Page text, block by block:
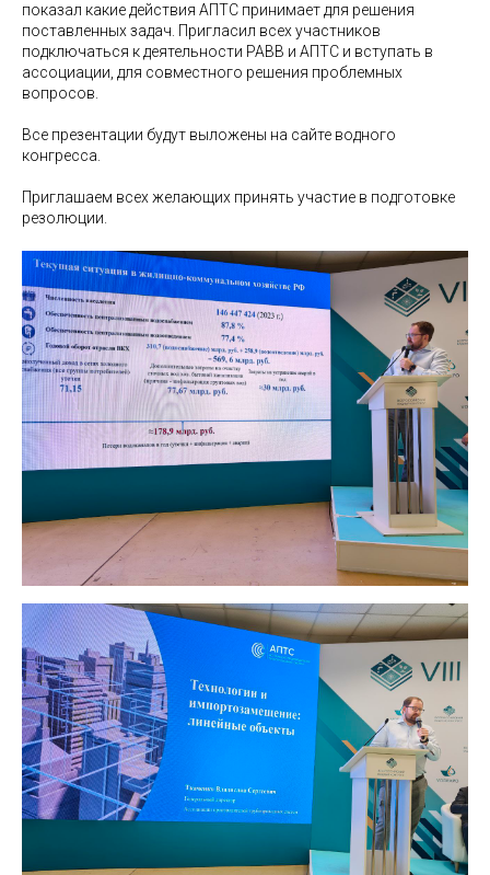
показал какие действия АПТС принимает для решения
поставленных задач. Пригласил всех участников
подключаться к деятельности РАВВ и АПТС и вступать в
ассоциации, для совместного решения проблемных
вопросов.
Все презентации будут выложены на сайте водного
конгресса.
Приглашаем всех желающих принять участие в подготовке
резолюции.